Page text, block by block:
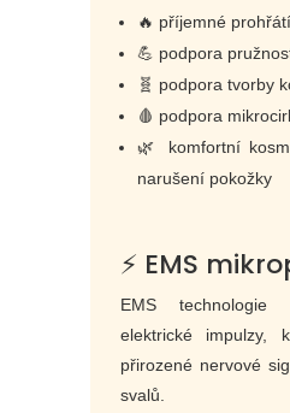
🔥 příjemné
💪 podpora
🧬 podpora tvorby
🩸 podpora
🌿 komfortní
narušení pokožky
⚡ EMS
EMS technologie
elektrické impulzy,
přirozené nervové
svalů.